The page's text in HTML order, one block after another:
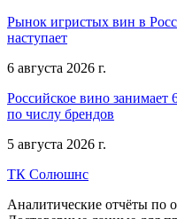
Рынок игристых вин в
наступает
6 августа 2026 г.
Российское вино
по числу брендов
5 августа 2026 г.
ТК Солюшнс
Аналитические отчёты по